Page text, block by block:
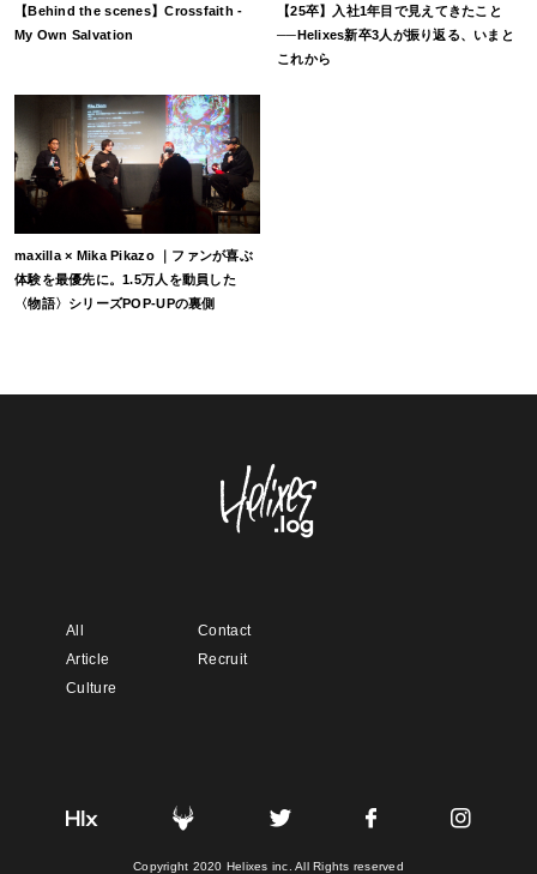
【Behind the scenes】Crossfaith -
My Own Salvation
【25卒】入社1年目で見えてきたこと
──Helixes新卒3人が振り返る、いまと
これから
maxilla × Mika Pikazo ｜ファンが喜ぶ
体験を最優先に。1.5万人を動員した
〈物語〉シリーズPOP-UPの裏側
All
Article
Culture
Contact
Recruit
Copyright 2020 Helixes inc. All Rights reserved